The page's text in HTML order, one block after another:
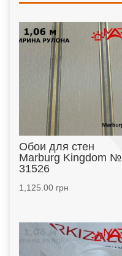
Обои для стен
Marburg Kingdom №
31526
1,125.00грн